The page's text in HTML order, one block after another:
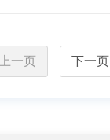
上一页 下一页